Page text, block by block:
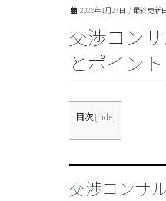
2026年1月27日 / 最終更新
交渉コン
とポイント
目次 [hide]
交渉コンサ